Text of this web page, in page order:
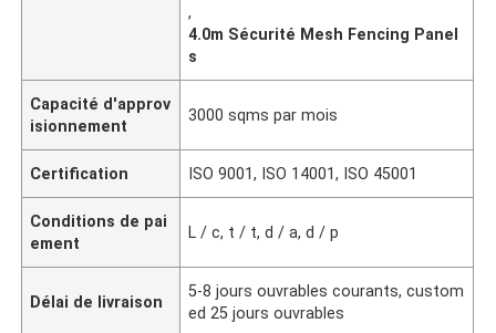
,
4.0m Sécurité Mesh Fencing Panel
s
Capacité d'approv
isionnement
3000 sqms par mois
Certification ISO 9001, ISO 14001, ISO 45001
Conditions de pai
ement
L / c, t / t, d / a, d / p
Délai de livraison
5-8 jours ouvrables courants, custom
ed 25 jours ouvrables